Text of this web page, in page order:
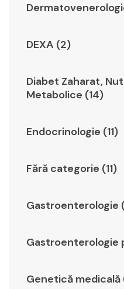
DEXA (2)
Diabet Zaharat,
Metabolice (14)
Endocrinologie (11)
Fără categorie (11)
Gastroenterologie
Gastroenterologie
Genetică medicală